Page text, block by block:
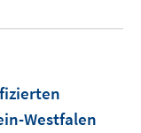
Westfalen